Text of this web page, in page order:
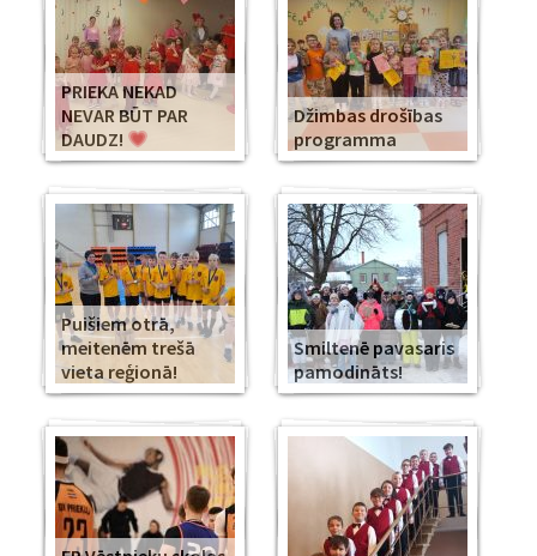
PRIEKA NEKAD
NEVAR BŪT PAR
DAUDZ!
Džimbas drošības
programma
Puišiem otrā,
meitenēm trešā
vieta reģionā!
Smiltenē pavasaris
pamodināts!